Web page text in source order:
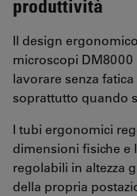
produttività
Il design
microscopi
lavorare senza
soprattutto quando
I tubi ergonomici
dimensioni fisiche e
regolabili in altezza
della propria